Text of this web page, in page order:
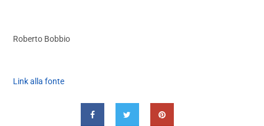
Roberto Bobbio
Link alla fonte